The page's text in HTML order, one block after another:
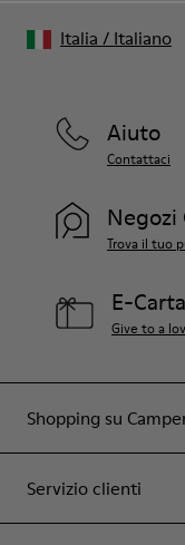
Shopping su
Servizio clienti
Aiuto
Contattaci
Negozi
Trova il tuo
E-
Give to a
Italia / Italiano